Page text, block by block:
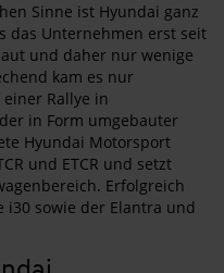
Sinne ist Hyundai ganz
das Unternehmen erst seit
und daher nur wenige
kam es nur
Rallye in
in Form umgebauter
Hyundai Motorsport
und ETCR und setzt
Erfolgreich
sowie der Elantra und